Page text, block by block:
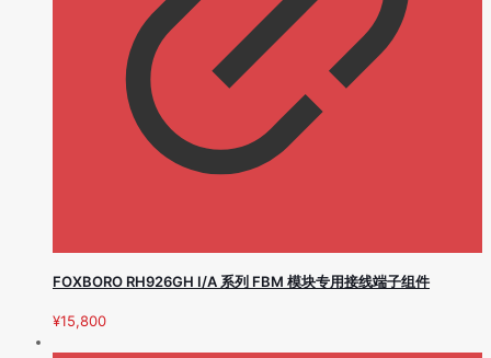
FOXBORO RH926GH I/A 系列 FBM 模块专用接线端子组件
¥15,800